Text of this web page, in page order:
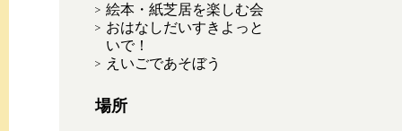
絵本・紙芝居を楽しむ会
おはなしだいすきよっと
いで！
えいごであそぼう
場所